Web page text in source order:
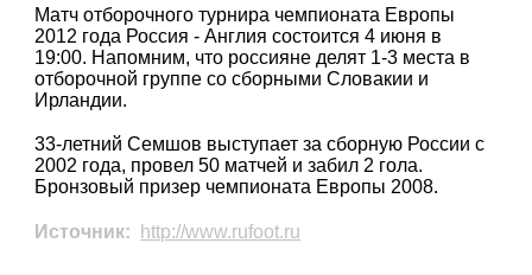
Матч отборочного турнира чемпионата Европы
2012 года Россия - Англия состоится 4 июня в
19:00. Напомним, что россияне делят 1-3 места в
отборочной группе со сборными Словакии и
Ирландии.
33-летний Семшов выступает за сборную России с
2002 года, провел 50 матчей и забил 2 гола.
Бронзовый призер чемпионата Европы 2008.
Источник: http://www.rufoot.ru